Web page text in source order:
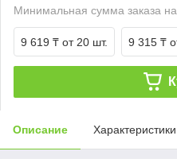
Минимальная сумма заказа
9 619 ₸ от 20 шт. 9 315 ₸
Описание Характеристики